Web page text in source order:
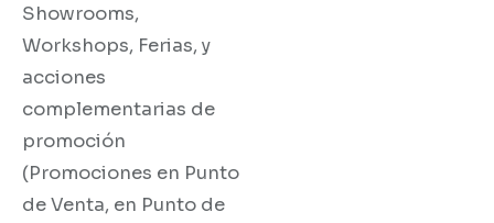
Showrooms,
Workshops, Ferias, y
acciones
complementarias de
promoción
(Promociones en Punto
de Venta, en Punto de